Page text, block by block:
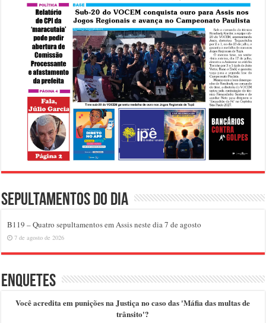
Sepultamentos do dia
B119 – Quatro sepultamentos em Assis neste dia 7 de agosto
7 de agosto de 2026
Enquetes
Você acredita em punições na Justiça no caso das 'Máfia das multas de
trânsito'?